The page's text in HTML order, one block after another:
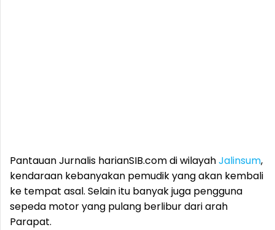
Pantauan Jurnalis harianSIB.com di wilayahJalinsum,
kendaraan kebanyakan pemudik yang akan kembali
ke tempat asal. Selain itu banyak juga pengguna
sepeda motor yang pulang berlibur dari arah
Parapat.